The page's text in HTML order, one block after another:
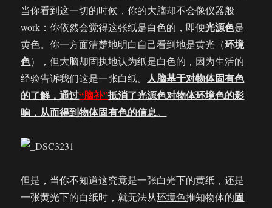
当你看到这一切的时候，你的大脑却不会像仪器般
work：你依然会觉得这张纸是白色的，即便光源色是
黄色。你一方面清楚地明白自己看到地是黄光（环境
色），但大脑却固执地认为纸是白色的，因为生活的
经验告诉我们这是一张白纸。 人脑基于对物体固有色
的了解，通过“脑补”抵消了光源色对物体环境色的影
响，从而得到物体固有色的信息。
但是，当你不知道这究竟是一张白光下的黄纸，还是
一张黄光下的白纸时，就无法从环境色推知物体的固